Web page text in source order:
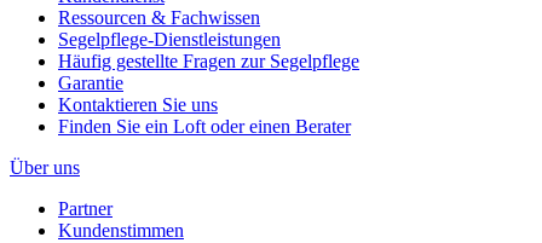
Ressourcen & Fachwissen
Segelpflege-Dienstleistungen
Häufig gestellte Fragen zur Segelpflege
Garantie
Kontaktieren Sie uns
Finden Sie ein Loft oder einen Berater
Über uns
Partner
Kundenstimmen